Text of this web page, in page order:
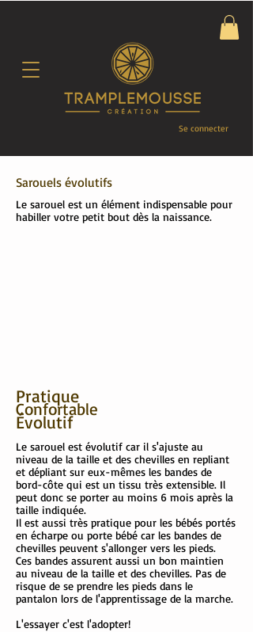
Se connecter
Sarouels évolutifs
Le sarouel est un élément indispensable pour
habiller votre petit bout dès la naissance.
Pratique
Confortable
Évolutif
Le sarouel est évolutif car il s'ajuste au
niveau de la taille et des chevilles en repliant
et dépliant sur eux-mêmes les bandes de
bord-côte qui est un tissu très extensible. Il
peut donc se porter au moins 6 mois après la
taille indiquée.
Il est aussi très pratique pour les bébés portés
en écharpe ou porte bébé car les bandes de
chevilles peuvent s'allonger vers les pieds.
Ces bandes assurent aussi un bon maintien
au niveau de la taille et des chevilles. Pas de
risque de se prendre les pieds dans le
pantalon lors de l'apprentissage de la marche.
L'essayer c'est l'adopter!